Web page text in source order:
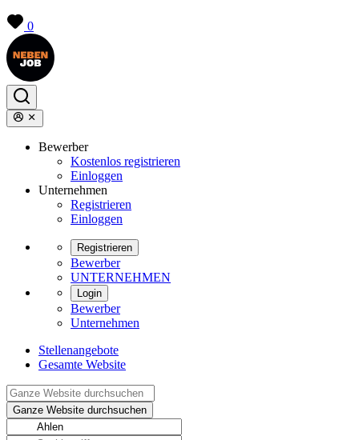
0
Bewerber
Kostenlos registrieren
Einloggen
Unternehmen
Registrieren
Einloggen
Registrieren
Bewerber
UNTERNEHMEN
Login
Bewerber
Unternehmen
Stellenangebote
Gesamte Website